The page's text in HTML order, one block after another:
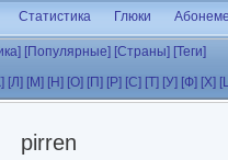
Статистика Глюки
[Популярные] [Страны] [Теги]
[Л] [М] [Н] [О] [П] [Р] [С] [Т] [У] [Ф] [Х]
pirren